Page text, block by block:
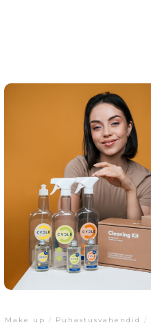
Make up / Puhastusvahendid /